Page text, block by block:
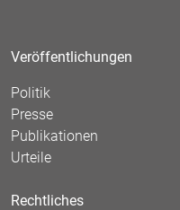
Veröffentlichungen
Politik
Presse
Publikationen
Urteile
Rechtliches